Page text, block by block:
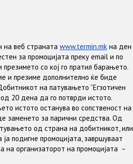
на веб страната www.termin.mk на ден
за промоцијата преку email и по
со кој го пратил барањето.
и презиме дополнително ќе биде
на патувањето “Егзотичен
20 дена да го потврди истото.
истото останува во сопственост на
заменето за парични средства. Од
од страна на добитникот, или
подигне промоцијата, завршуваат
на организаторот на промоцијата –